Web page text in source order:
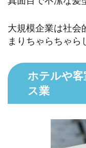
大規模企業は社会
まりちゃらちゃら
ホテルや
ス業